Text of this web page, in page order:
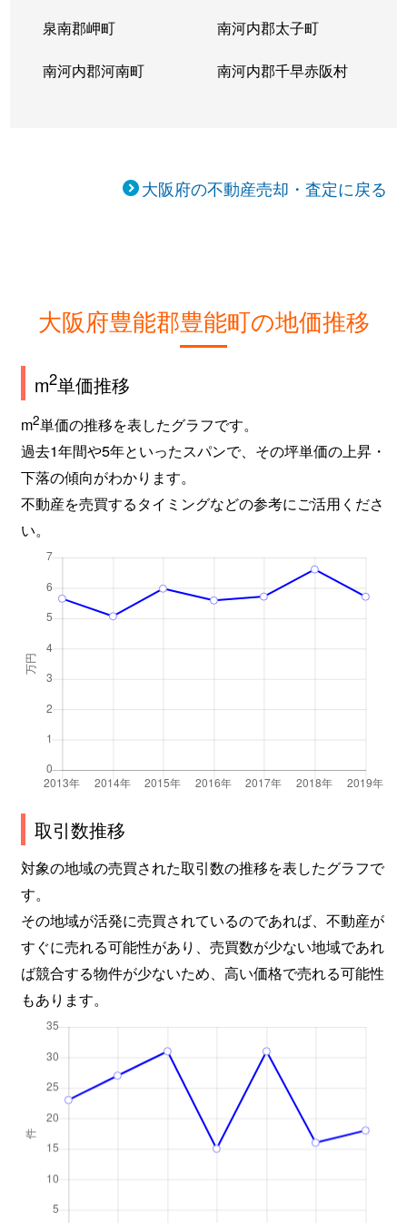
泉南郡岬町 南河内郡太子町
南河内郡河南町 南河内郡千早赤阪村
大阪府の不動産売却・査定に戻る
大阪府豊能郡豊能町の地価推移
m2単価推移
m2単価の推移を表したグラフです。
過去1年間や5年といったスパンで、その坪単価の上昇・
下落の傾向がわかります。
不動産を売買するタイミングなどの参考にご活用くださ
い。
取引数推移
対象の地域の売買された取引数の推移を表したグラフで
す。
その地域が活発に売買されているのであれば、不動産が
すぐに売れる可能性があり、売買数が少ない地域であれ
ば競合する物件が少ないため、高い価格で売れる可能性
もあります。